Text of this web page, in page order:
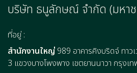
บริษัท ธนูลักษณ์ จำกัด (มหา
ที่อยู่ :
สำนักงานใหญ่ 989 อาคารคิงบริดจ์ ทา
3 แขวงบางโพงพาง เขตยานนาวา กรุงเ